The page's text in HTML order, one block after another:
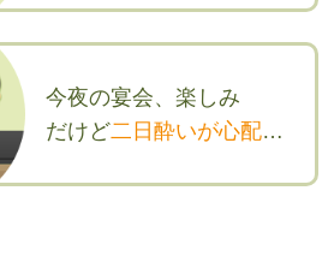
今夜の宴会、楽しみ
だけど二日酔いが心配…